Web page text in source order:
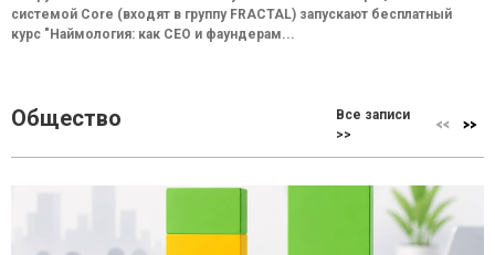
системой Core (входят в группу FRACTAL) запускают бесплатный
курс "Наймология: как СEO и фаундерам...
Общество
Все записи
>>